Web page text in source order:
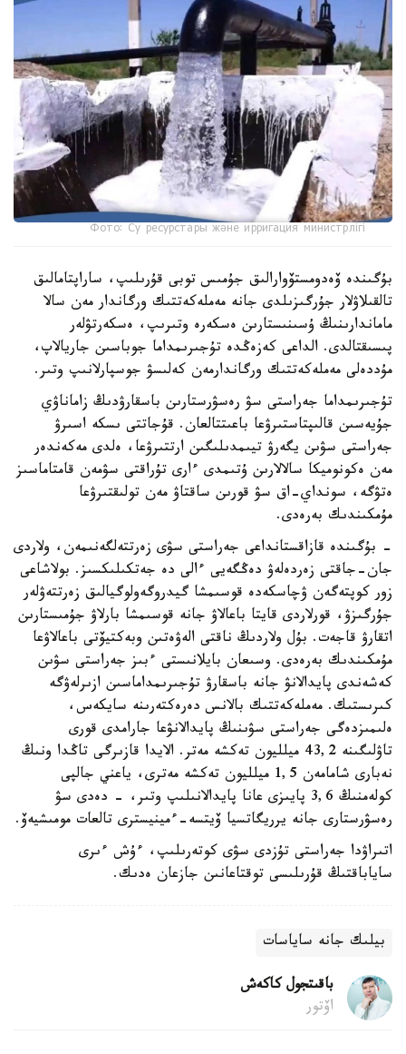
Фото: Су ресурстары және ирригация министрлігі
بۇگىندە ۆەدومستۆوارالىق جۇمىس توبى قۇرىلىپ، ساراپتامالىق
تالقىلاۋلار جۇرگىزىلدى جانە مەملەكەتتىك ورگاندار مەن سالا
ماماندارىنىڭ ۇسىنىستارىن ەسكەرە وتىرىپ، ەسكەرتۋلەر
پىسىقتالدى. الداعى كەزەڭدە تۇجىرىمداما جوباسىن جاريالاپ،
مۇددەلى مەملەكەتتىك ورگاندارمەن كەلىسۋ جوسپارلانىپ وتىر.
تۇجىرىمداما جەراستى سۋ رەسۋرستارىن باسقارۋدىڭ زاماناۋي
جۇيەسىن قالىپتاستىرۋعا باعىتتالعان. قۇجاتتى ىسكە اسىرۋ
جەراستى سۋىن يگەرۋ تيىمدىلىگىن ارتتىرۋعا، ەلدى مەكەندەر
مەن ەكونوميكا سالالارىن ۇتىمدى ءارى تۇراقتى سۋمەن قامتاماسىز
ەتۋگە، سونداي-اق سۋ قورىن ساقتاۋ مەن تولىقتىرۋعا
مۇمكىندىك بەرەدى.
- بۇگىندە قازاقستانداعى جەراستى سۋى زەرتتەلگەنىمەن، ولاردى
جان-جاقتى زەردەلەۋ دەڭگەيى ءالى دە جەتكىلىكسىز. بولاشاعى
زور كوپتەگەن ۋچاسكەدە قوسىمشا گيدروگەولوگيالىق زەرتتەۋلەر
جۇرگىزۋ، قورلاردى قايتا باعالاۋ جانە قوسىمشا بارلاۋ جۇمىستارىن
اتقارۋ قاجەت. بۇل ولاردىڭ ناقتى الەۋەتىن وبەكتيۆتى باعالاۋعا
مۇمكىندىك بەرەدى. وسىعان بايلانىستى ءبىز جەراستى سۋىن
كەشەندى پايدالانۋ جانە باسقارۋ تۇجىرىمداماسىن ازىرلەۋگە
كىرىستىك. مەملەكەتتىك بالانس دەرەكتەرىنە سايكەس،
ەلىمىزدەگى جەراستى سۋىنىڭ پايدالانۋعا جارامدى قورى
تاۋلىگىنە 43,2 ميلليون تەكشە مەتر. الايدا قازىرگى تاڭدا ونىڭ
نەبارى شامامەن 1,5 ميلليون تەكشە مەترى، ياعني جالپى
كولەمنىڭ 3,6 پايىزى عانا پايدالانىلىپ وتىر، - دەدى سۋ
رەسۋرستارى جانە يرريگاتسيا ۆيتسە-ءمينيسترى تالعات مومىشيەۆ.
اتىراۋدا جەراستى تۇزدى سۋى كوتەرىلىپ، ءۇش ءىرى
ساياباقتىڭ قۇرىلىسى توقتاعانىن جازعان ەدىك.
بيلىك جانە ساياسات
باقىتجول كاكەش
اۆتور